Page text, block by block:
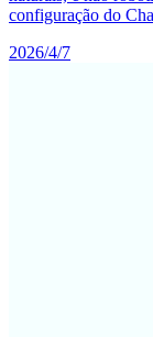
configuração do
2026/4/7